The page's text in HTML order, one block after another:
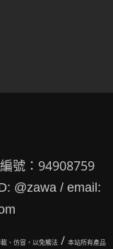
號：94908759
@zawa / email:
、仿冒，以免觸法 / 本站所有產品